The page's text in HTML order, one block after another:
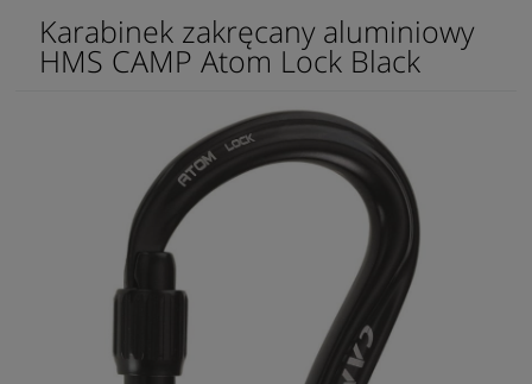
Karabinek zakręcany aluminiowy
HMS CAMP Atom Lock Black